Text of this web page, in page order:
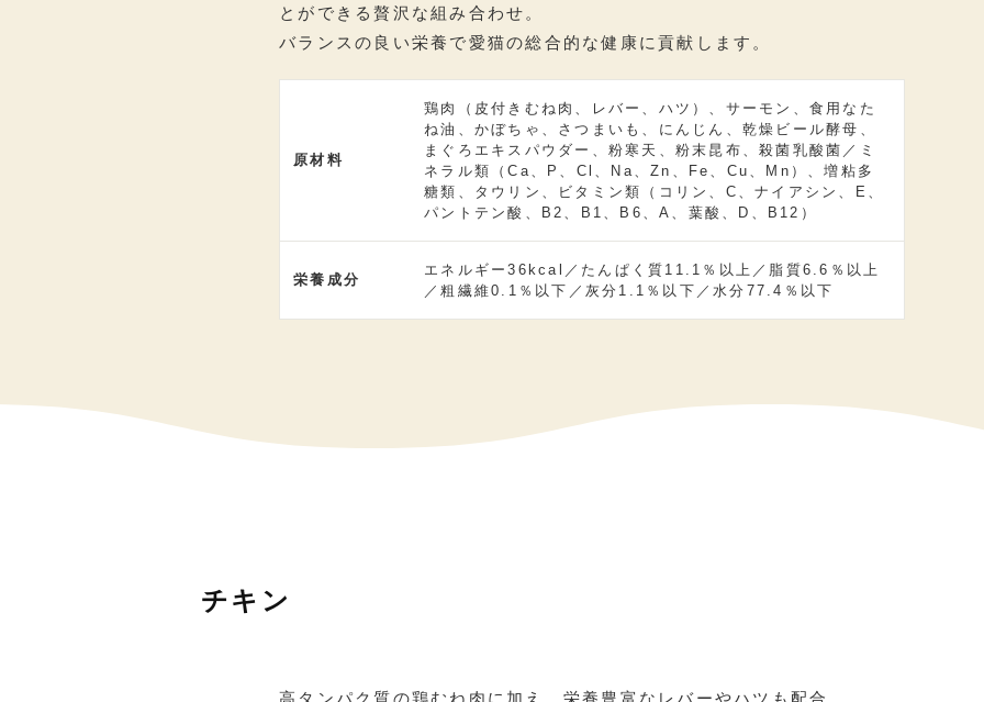
とができる贅沢な組み合わせ。
バランスの良い栄養で愛猫の総合的な健康に貢献します。
原材料
鶏肉（皮付きむね肉、レバー、ハツ）、サーモン、食用なた
ね油、かぼちゃ、さつまいも、にんじん、乾燥ビール酵母、
まぐろエキスパウダー、粉寒天、粉末昆布、殺菌乳酸菌／ミ
ネラル類（Ca、P、Cl、Na、Zn、Fe、Cu、Mn）、増粘多
糖類、タウリン、ビタミン類（コリン、C、ナイアシン、E、
パントテン酸、B2、B1、B6、A、葉酸、D、B12）
栄養成分
エネルギー36kcal／たんぱく質11.1％以上／脂質6.6％以上
／粗繊維0.1％以下／灰分1.1％以下／水分77.4％以下
チキン
高タンパク質の鶏むね肉に加え、栄養豊富なレバーやハツも配合。